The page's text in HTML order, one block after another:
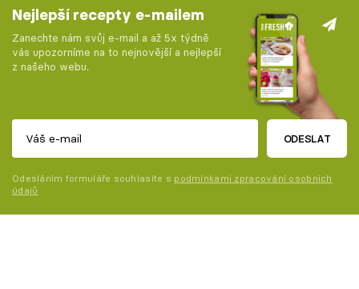
Nejlepší recepty e-mailem
Zanechte nám svůj e-mail a až 5x týdně
vás upozorníme na to nejnovější a nejlepší
z našeho webu.
ODESLAT
Odesláním formuláře souhlasíte s podmínkami zpracování osobních
údajů